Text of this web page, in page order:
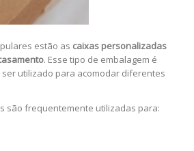
estão as caixas personalizadas
. Esse tipo de embalagem é
utilizado para acomodar diferentes
são frequentemente utilizadas para: